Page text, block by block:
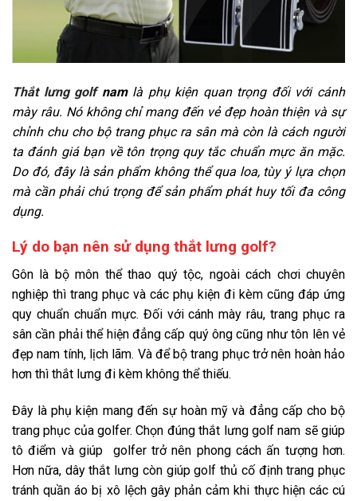
Thắt lưng golfnamlà phụ kiện quan trọng đối với cánh
mày râu. Nó không chỉ mang đến vẻ đẹp hoàn thiện và sự
chỉnh chu cho bộ trang phục ra sân mà còn là cách người
ta đánh giá bạn về tôn trọng quy tắc chuẩn mực ăn mặc.
Do đó, đây là sản phẩm không thể qua loa, tùy ý lựa chọn
mà cần phải chú trọng để sản phẩm phát huy tối đa công
dụng.
Lý do bạn nên sử dụng thắt lưng golf?
Gôn là bộ môn thể thao quý tộc, ngoài cách chơi chuyên
nghiệp thì trang phục và các phụ kiện đi kèm cũng đáp ứng
quy chuẩn chuẩn mực. Đối với cánh mày râu, trang phục ra
sân cần phải thể hiện đẳng cấp quý ông cũng như tôn lên vẻ
đẹp nam tính, lịch lãm. Và để bộ trang phục trở nên hoàn hảo
hơn thì thắt lưng đi kèm không thể thiếu.
Đây là phụ kiện mang đến sự hoàn mỹ và đẳng cấp cho bộ
trang phục của golfer. Chọn đúng thắt lưng golf nam sẽ giúp
tô điểm và giúp golfer trở nên phong cách ấn tượng hơn.
Hơn nữa, dây thắt lưng còn giúp golf thủ cố định trang phục
tránh quần áo bị xô lệch gây phản cảm khi thực hiện các cú